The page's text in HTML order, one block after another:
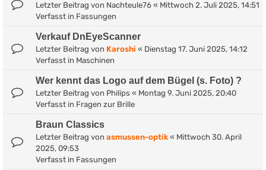
Letzter Beitrag von Nachteule76 « Mittwoch 2. Juli 2025, 14:51
Verfasst in Fassungen
Verkauf DnEyeScanner
Letzter Beitrag von Karoshi « Dienstag 17. Juni 2025, 14:12
Verfasst in Maschinen
Wer kennt das Logo auf dem Bügel (s. Foto) ?
Letzter Beitrag von Philips « Montag 9. Juni 2025, 20:40
Verfasst in Fragen zur Brille
Braun Classics
Letzter Beitrag von asmussen-optik« Mittwoch 30. April
2025, 09:53
Verfasst in Fassungen